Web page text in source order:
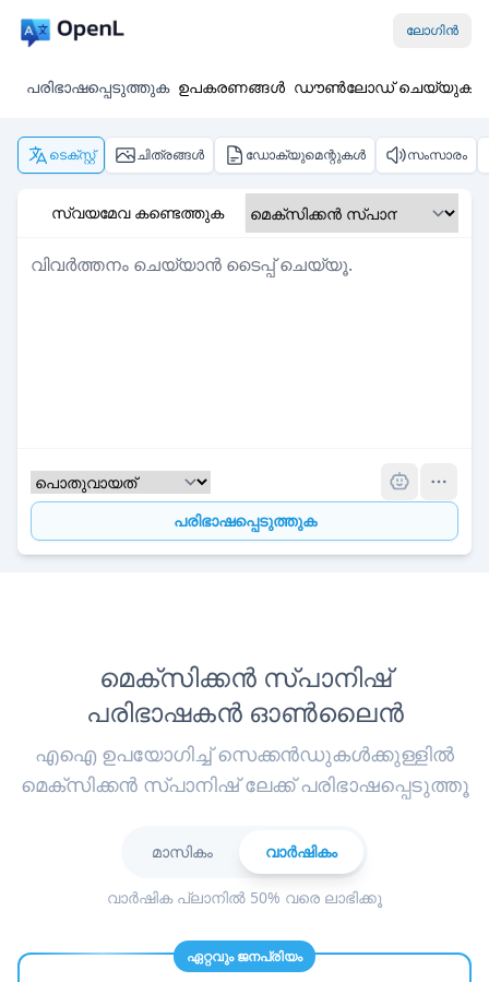
ലോഗിൻ
പരിഭാഷപ്പെടുത്തുക ഉപകരണങ്ങൾ ഡൗൺലോഡ് ചെയ്യുക
ടെക്സ്റ്റ് ചിത്രങ്ങൾ ഡോക്യുമെന്റുകൾ സംസാരം
സ്വയമേവ കണ്ടെത്തുക
പരിഭാഷപ്പെടുത്തുക
മെക്സിക്കൻ സ്പാനിഷ്
പരിഭാഷകൻ ഓൺലൈൻ
എഐ ഉപയോഗിച്ച് സെക്കൻഡുകൾക്കുള്ളിൽ
മെക്സിക്കൻ സ്പാനിഷ് ലേക്ക് പരിഭാഷപ്പെടുത്തൂ
മാസികം വാർഷികം
വാർഷിക പ്ലാനിൽ 50% വരെ ലാഭിക്കൂ
ഏറ്റവും ജനപ്രിയം